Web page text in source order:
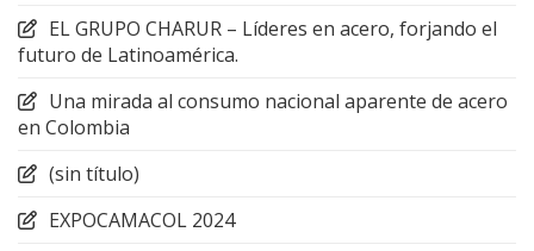
EL GRUPO CHARUR – Líderes en acero, forjando el
futuro de Latinoamérica.
Una mirada al consumo nacional aparente de acero
en Colombia
(sin título)
EXPOCAMACOL 2024